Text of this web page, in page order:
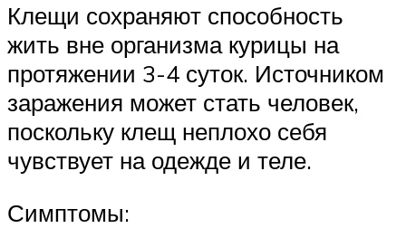
Клещи сохраняют способность
жить вне организма курицы на
протяжении 3-4 суток. Источником
заражения может стать человек,
поскольку клещ неплохо себя
чувствует на одежде и теле.
Симптомы: